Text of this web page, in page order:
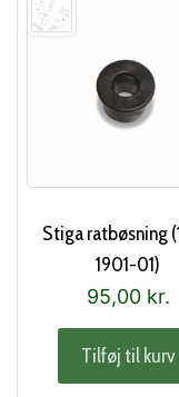
Stiga ratbøsning
1901-01)
95,00 kr.
Tilføj til kurv